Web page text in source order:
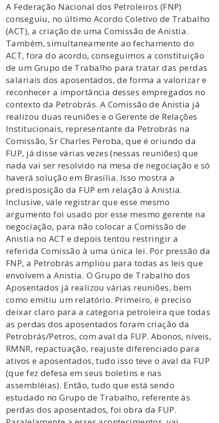
A Federação Nacional dos Petroleiros (FNP)
conseguiu, no último Acordo Coletivo de Trabalho
(ACT), a criação de uma Comissão de Anistia.
Também, simultaneamente ao fechamento do
ACT, fora do acordo, conseguimos a constituição
de um Grupo de Trabalho para tratar das perdas
salariais dos aposentados, de forma a valorizar e
reconhecer a importância desses empregados no
contexto da Petrobrás. A Comissão de Anistia já
realizou duas reuniões e o Gerente de Relações
Institucionais, representante da Petrobrás na
Comissão, Sr Charles Peroba, que é oriundo da
FUP, já disse várias vezes (nessas reuniões) que
nada vai ser resolvido na mesa de negociação e só
haverá solução em Brasília. Isso mostra a
predisposição da FUP em relação à Anistia.
Inclusive, vale registrar que esse mesmo
argumento foi usado por esse mesmo gerente na
negociação, para não colocar a Comissão de
Anistia no ACT e depois tentou restringir a
referida Comissão à uma única lei. Por pressão da
FNP, a Petrobrás ampliou para todas as leis que
envolvem a Anistia. O Grupo de Trabalho dos
Aposentados já realizou várias reuniões, bem
como emitiu um relatório. Primeiro, é preciso
deixar claro para a categoria petroleira que todas
as perdas dos aposentados foram criação da
Petrobrás/Petros, com aval da FUP. Abonos, níveis,
RMNR, repactuação, reajuste diferenciado para
ativos e aposentados, tudo isso teve o aval da FUP
(que fez defesa em seus boletins e nas
assembléias). Então, tudo que está sendo
estudado no Grupo de Trabalho, referente às
perdas dos aposentados, foi obra da FUP.